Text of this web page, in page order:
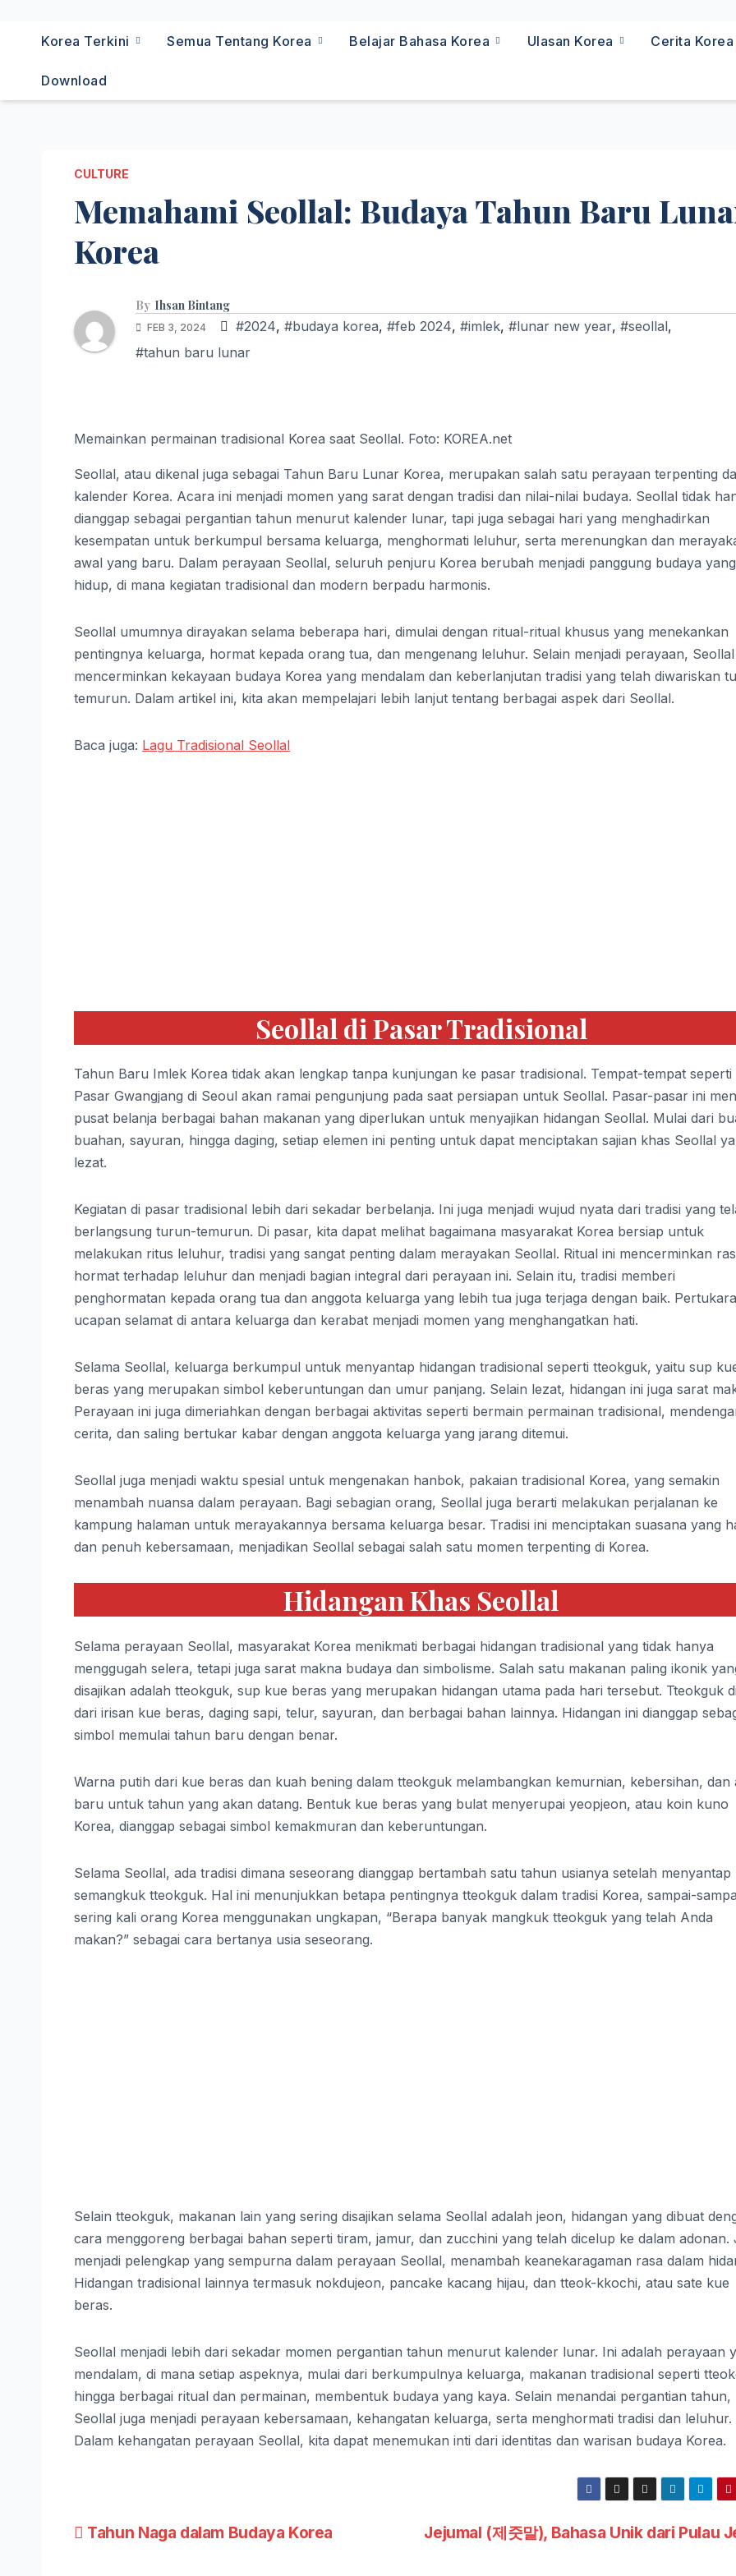
Korea Terkini Semua Tentang Korea Belajar Bahasa Korea Ulasan Korea Cerita
Download
CULTURE
Memahami Seollal: Budaya Tahun Baru
Korea
By Ihsan Bintang
FEB 3, 2024 #2024, #budaya korea, #feb 2024, #imlek, #lunar new year, #seollal,
#tahun baru lunar
Memainkan permainan tradisional Korea saat Seollal. Foto: KOREA.net
Seollal, atau dikenal juga sebagai Tahun Baru Lunar Korea, merupakan salah satu perayaan terpenting
kalender Korea. Acara ini menjadi momen yang sarat dengan tradisi dan nilai-nilai budaya. Seollal tidak
dianggap sebagai pergantian tahun menurut kalender lunar, tapi juga sebagai hari yang menghadirkan
kesempatan untuk berkumpul bersama keluarga, menghormati leluhur, serta merenungkan dan
awal yang baru. Dalam perayaan Seollal, seluruh penjuru Korea berubah menjadi panggung budaya yang
hidup, di mana kegiatan tradisional dan modern berpadu harmonis.
Seollal umumnya dirayakan selama beberapa hari, dimulai dengan ritual-ritual khusus yang menekankan
pentingnya keluarga, hormat kepada orang tua, dan mengenang leluhur. Selain menjadi perayaan,
mencerminkan kekayaan budaya Korea yang mendalam dan keberlanjutan tradisi yang telah diwariskan
temurun. Dalam artikel ini, kita akan mempelajari lebih lanjut tentang berbagai aspek dari Seollal.
Baca juga: Lagu Tradisional Seollal
Seollal di Pasar Tradisional
Tahun Baru Imlek Korea tidak akan lengkap tanpa kunjungan ke pasar tradisional. Tempat-tempat seperti
Pasar Gwangjang di Seoul akan ramai pengunjung pada saat persiapan untuk Seollal. Pasar-pasar ini
pusat belanja berbagai bahan makanan yang diperlukan untuk menyajikan hidangan Seollal. Mulai dari
buahan, sayuran, hingga daging, setiap elemen ini penting untuk dapat menciptakan sajian khas Seollal
lezat.
Kegiatan di pasar tradisional lebih dari sekadar berbelanja. Ini juga menjadi wujud nyata dari tradisi yang
berlangsung turun-temurun. Di pasar, kita dapat melihat bagaimana masyarakat Korea bersiap untuk
melakukan ritus leluhur, tradisi yang sangat penting dalam merayakan Seollal. Ritual ini mencerminkan
hormat terhadap leluhur dan menjadi bagian integral dari perayaan ini. Selain itu, tradisi memberi
penghormatan kepada orang tua dan anggota keluarga yang lebih tua juga terjaga dengan baik.
ucapan selamat di antara keluarga dan kerabat menjadi momen yang menghangatkan hati.
Selama Seollal, keluarga berkumpul untuk menyantap hidangan tradisional seperti tteokguk, yaitu sup
beras yang merupakan simbol keberuntungan dan umur panjang. Selain lezat, hidangan ini juga sarat
Perayaan ini juga dimeriahkan dengan berbagai aktivitas seperti bermain permainan tradisional,
cerita, dan saling bertukar kabar dengan anggota keluarga yang jarang ditemui.
Seollal juga menjadi waktu spesial untuk mengenakan hanbok, pakaian tradisional Korea, yang semakin
menambah nuansa dalam perayaan. Bagi sebagian orang, Seollal juga berarti melakukan perjalanan ke
kampung halaman untuk merayakannya bersama keluarga besar. Tradisi ini menciptakan suasana yang
dan penuh kebersamaan, menjadikan Seollal sebagai salah satu momen terpenting di Korea.
Hidangan Khas Seollal
Selama perayaan Seollal, masyarakat Korea menikmati berbagai hidangan tradisional yang tidak hanya
menggugah selera, tetapi juga sarat makna budaya dan simbolisme. Salah satu makanan paling ikonik
disajikan adalah tteokguk, sup kue beras yang merupakan hidangan utama pada hari tersebut. Tteokguk
dari irisan kue beras, daging sapi, telur, sayuran, dan berbagai bahan lainnya. Hidangan ini dianggap
simbol memulai tahun baru dengan benar.
Warna putih dari kue beras dan kuah bening dalam tteokguk melambangkan kemurnian, kebersihan, dan
baru untuk tahun yang akan datang. Bentuk kue beras yang bulat menyerupai yeopjeon, atau koin kuno
Korea, dianggap sebagai simbol kemakmuran dan keberuntungan.
Selama Seollal, ada tradisi dimana seseorang dianggap bertambah satu tahun usianya setelah menyantap
semangkuk tteokguk. Hal ini menunjukkan betapa pentingnya tteokguk dalam tradisi Korea, sampai-
sering kali orang Korea menggunakan ungkapan, “Berapa banyak mangkuk tteokguk yang telah Anda
makan?” sebagai cara bertanya usia seseorang.
Selain tteokguk, makanan lain yang sering disajikan selama Seollal adalah jeon, hidangan yang dibuat
cara menggoreng berbagai bahan seperti tiram, jamur, dan zucchini yang telah dicelup ke dalam adonan.
menjadi pelengkap yang sempurna dalam perayaan Seollal, menambah keanekaragaman rasa dalam
Hidangan tradisional lainnya termasuk nokdujeon, pancake kacang hijau, dan tteok-kkochi, atau sate kue
beras.
Seollal menjadi lebih dari sekadar momen pergantian tahun menurut kalender lunar. Ini adalah perayaan
mendalam, di mana setiap aspeknya, mulai dari berkumpulnya keluarga, makanan tradisional seperti
hingga berbagai ritual dan permainan, membentuk budaya yang kaya. Selain menandai pergantian tahun,
Seollal juga menjadi perayaan kebersamaan, kehangatan keluarga, serta menghormati tradisi dan leluhur.
Dalam kehangatan perayaan Seollal, kita dapat menemukan inti dari identitas dan warisan budaya Korea.
Post
Jejumal (제줏말), Bahasa Unik dari Pulau
Tahun Naga dalam Budaya Korea